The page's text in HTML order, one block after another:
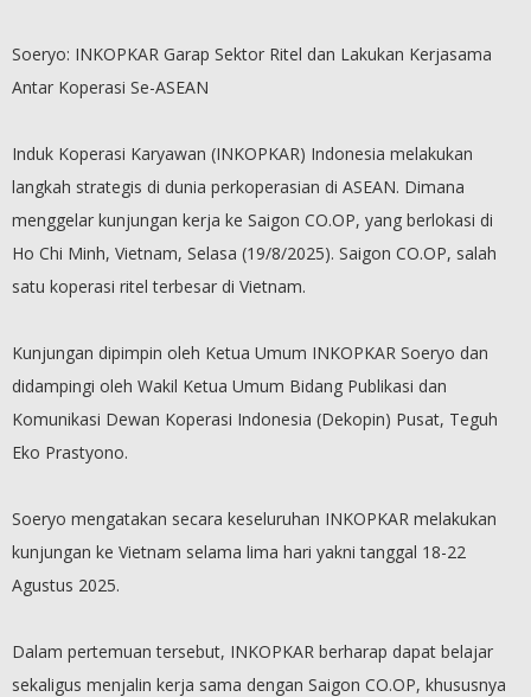
Soeryo: INKOPKAR Garap Sektor Ritel dan Lakukan Kerjasama
Antar Koperasi Se-ASEAN
Induk Koperasi Karyawan (INKOPKAR) Indonesia melakukan
langkah strategis di dunia perkoperasian di ASEAN. Dimana
menggelar kunjungan kerja ke Saigon CO.OP, yang berlokasi di
Ho Chi Minh, Vietnam, Selasa (19/8/2025). Saigon CO.OP, salah
satu koperasi ritel terbesar di Vietnam.
Kunjungan dipimpin oleh Ketua Umum INKOPKAR Soeryo dan
didampingi oleh Wakil Ketua Umum Bidang Publikasi dan
Komunikasi Dewan Koperasi Indonesia (Dekopin) Pusat, Teguh
Eko Prastyono.
Soeryo mengatakan secara keseluruhan INKOPKAR melakukan
kunjungan ke Vietnam selama lima hari yakni tanggal 18-22
Agustus 2025.
Dalam pertemuan tersebut, INKOPKAR berharap dapat belajar
sekaligus menjalin kerja sama dengan Saigon CO.OP, khususnya